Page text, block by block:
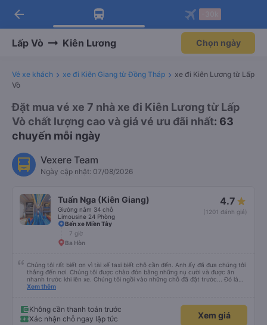
Tải app Vexere ngay!
Nhận ưu đãi thành viên độc
Mở app
Tải app Vexere
-30k/ghế khi đặt vé máy bay qua
Mở app
arrow_back
Lấp Vò Kiên Lương Chọn ngày
Vé xe khách xe đi Kiên Giang từ Đồng Tháp
xe đi Kiên Lương từ Lấp
Vò
Đặt mua vé xe 7 nhà xe đi Kiên Lương từ Lấp
Vò chất lượng cao và giá vé ưu đãi nhất: 63
chuyến mỗi ngày
Vexere Team
Ngày cập nhật: 07/08/2026
Tuấn Nga (Kiên Giang)
Giường nằm 34 chỗ
Limousine 24 Phòng
4.7
(1201 đánh giá)
Bến xe Miền Tây
7 giờ
Ba Hòn
Chúng tôi rất biết ơn vì tài xế taxi biết chỗ cần đến. Anh ấy đã đưa chúng tôi
thẳng đến nơi. Chúng tôi được chào đón bằng những nụ cười và được ăn
nhanh trước khi lên xe. Chúng tôi ngồi vào những chỗ đã đặt trước... Đó là
bốn chỗ ngồi ở phía sau cùng của xe... Các con tôi gọi đó là &quot;xe xóc
ngôi nhà ven kênh.
Xem thêm
Không cần thanh toán trước
Xác nhận chỗ ngay lập tức
Xem giá